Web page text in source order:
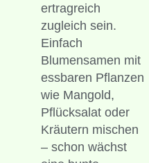
ertragreich
zugleich sein.
Einfach
Blumensamen mit
essbaren Pflanzen
wie Mangold,
Pflücksalat oder
Kräutern mischen
– schon wächst